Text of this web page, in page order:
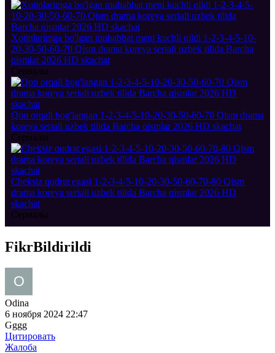
Xotinlarimga bo'lgan muhabbat meni kuchli qildi 1-2-3-4-5-10-
20-30-50-60-70 Qism drama koreya seriali uzbek tilida Barcha
qismlar 2026 HD skachat
Сериалы
Qon orqali bog'langan 1-2-3-4-5-10-20-30-50-60-70 Qism drama
koreya seriali uzbek tilida Barcha qismlar 2026 HD skachat
Сериалы
Cheksiz qudrat egasi 1-2-3-4-5-10-20-30-50-60-70-80 Qism
drama koreya seriali uzbek tilida Barcha qismlar 2026 HD
skachat
Сериалы
FikrBildirildi
Odina
6 ноября 2024 22:47
Gggg
Цитировать
Жалоба